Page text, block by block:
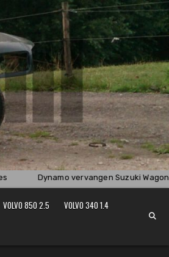
Dynamo vervangen Suzuki Wagon R
VOLVO 850 2.5
VOLVO 340 1.4